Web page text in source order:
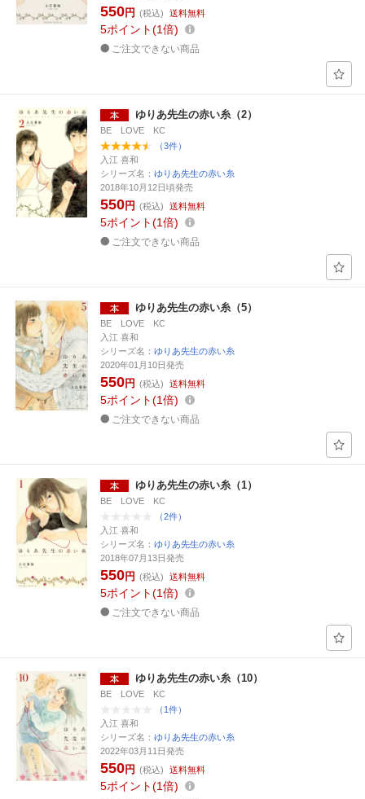
550円 (税込) 送料無料
5ポイント 1倍
ご注文できない商品
ゆりあ先生の赤い糸（2）
BE LOVE KC
（3件）
入江 喜和
シリーズ名： ゆりあ先生の赤い糸
2018年10月12日頃発売
550円 (税込) 送料無料
5ポイント 1倍
ご注文できない商品
ゆりあ先生の赤い糸（5）
BE LOVE KC
入江 喜和
シリーズ名： ゆりあ先生の赤い糸
2020年01月10日発売
550円 (税込) 送料無料
5ポイント 1倍
ご注文できない商品
ゆりあ先生の赤い糸（1）
BE LOVE KC
（2件）
入江 喜和
シリーズ名： ゆりあ先生の赤い糸
2018年07月13日発売
550円 (税込) 送料無料
5ポイント 1倍
ご注文できない商品
ゆりあ先生の赤い糸（10）
BE LOVE KC
（1件）
入江 喜和
シリーズ名： ゆりあ先生の赤い糸
2022年03月11日発売
550円 (税込) 送料無料
5ポイント 1倍